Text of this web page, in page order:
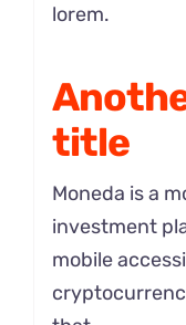
lorem.
title
Moneda is a
investment
mobile